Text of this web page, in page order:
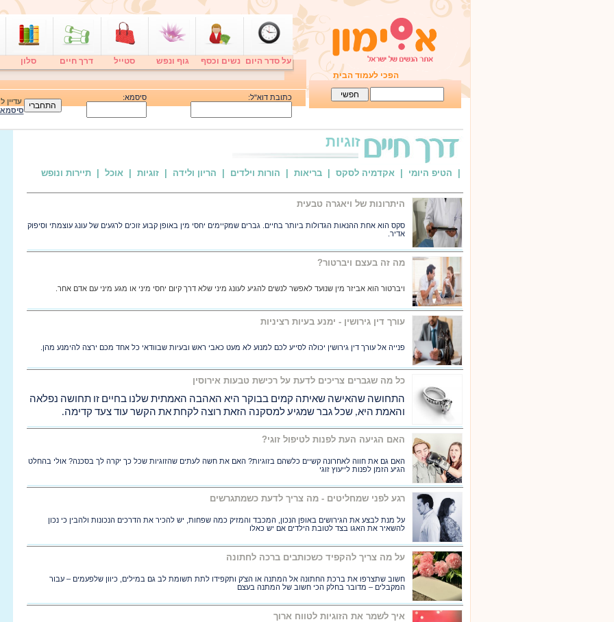
הפכי לעמוד הבית
על סדר היום נשים וכסף גוף ונפש סטייל דרך חיים סלון
כתובת דוא"ל: סיסמא:
זוגיות
| הטיפ היומי | אקדמיה לסקס | בריאות | הורות וילדים | הריון ולידה | זוגיות | אוכל | תיירות ונופש
היתרונות של ויאגרה טבעית
סקס הוא אחת ההנאות הגדולות ביותר בחיים. גברים שמקיימים יחסי מין באופן קבוע זוכים לרגעים של עונג עוצמתי וסיפוק
אדיר.
מה זה בעצם ויברטור?
ויברטור הוא אביזר מין שנועד לאפשר לנשים להגיע לעונג מיני שלא דרך קיום יחסי מיני או מגע מיני עם אדם אחר.
עורך דין גירושין - ימנע בעיות רציניות
פנייה אל עורך דין גירושין יכולה לסייע לכם למנוע לא מעט כאבי ראש ובעיות שבוודאי כל אחד מכם ירצה להימנע מהן.
כל מה שגברים צריכים לדעת על רכישת טבעות אירוסין
והאמת היא, שכל גבר שמגיע למסקנה הזאת רוצה לקחת את הקשר עוד צעד קדימה.
האם הגיעה העת לפנות לטיפול זוגי?
האם גם את חווה לאחרונה קשיים כלשהם בזוגיות? האם את חשה לעתים שהזוגיות שכל כך יקרה לך בסכנה? אולי בהחלט
הגיע הזמן לפנות לייעוץ זוגי
רגע לפני שמחליטים - מה צריך לדעת כשמתגרשים
על מנת לבצע את הגירושים באופן הנכון, המכבד והמזיק כמה שפחות, יש להכיר את הדרכים הנכונות ולהבין כי נכון
להשאיר את האגו בצד לטובת הילדים אם יש כאלו
על מה צריך להקפיד כשכותבים ברכה לחתונה
חשוב שתצרפו את ברכת החתונה אל המתנה או הצ'ק ותקפידו לתת תשומת לב גם במילים, כיוון שלפעמים – עבור
המקבלים – מדובר בחלק הכי חשוב של המתנה בעצם
איך לשמר את הזוגיות לטווח ארוך